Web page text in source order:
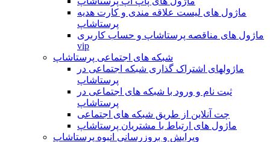
ماژول های لیست علاقه مندی و کارت هدیه
پرستاشاپ
ماژول های مناقصه پرستاشاپ و حساب کاربری
vip
شبکه های اجتماعی پرستاشاپ
ماژولهای اشتراک‌ گذاری شبکه اجتماعی در
پرستاشاپ
ثبت نام و ورود با شبکه های اجتماعی در
پرستاشاپ
چت آنلاین از طریق شبکه های اجتماعی
ماژول های ارتباط با مشتریان پرستاشاپ
ویرایش و بروزرسانی انبوه پرستاشاپ